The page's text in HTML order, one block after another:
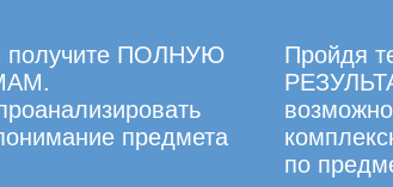
получите ПОЛНУЮ
предмета
Пройдя
по